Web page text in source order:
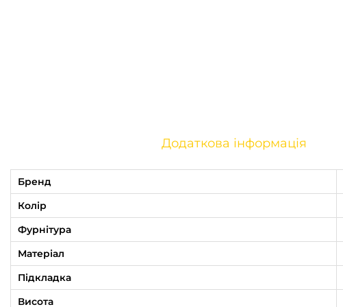
Додаткова інформація
Бренд
Колір
Фурнітура
Матеріал
Підкладка
Висота